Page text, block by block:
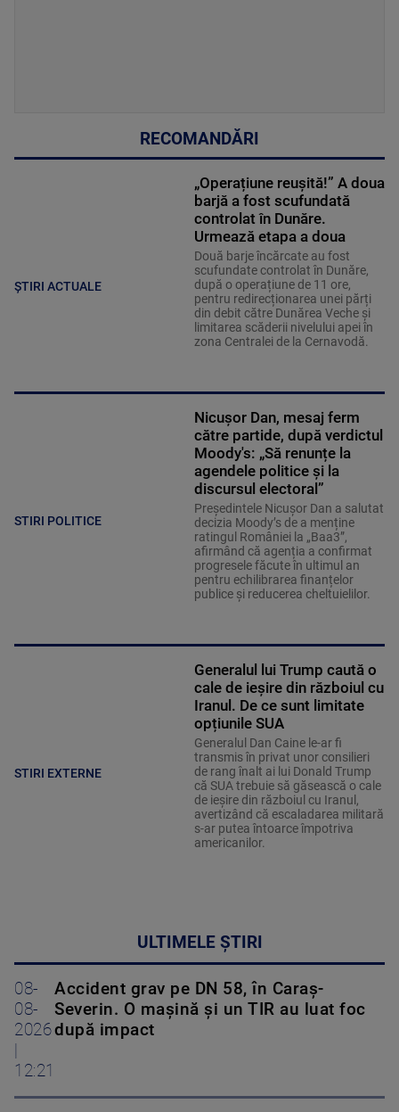
RECOMANDĂRI
ȘTIRI ACTUALE
„Operațiune reușită!” A doua
barjă a fost scufundată
controlat în Dunăre.
Urmează etapa a doua
Două barje încărcate au fost
scufundate controlat în Dunăre,
după o operațiune de 11 ore,
pentru redirecționarea unei părți
din debit către Dunărea Veche și
limitarea scăderii nivelului apei în
zona Centralei de la Cernavodă.
STIRI POLITICE
Nicușor Dan, mesaj ferm
către partide, după verdictul
Moody's: „Să renunțe la
agendele politice şi la
discursul electoral”
Președintele Nicușor Dan a salutat
decizia Moody’s de a menține
ratingul României la „Baa3”,
afirmând că agenția a confirmat
progresele făcute în ultimul an
pentru echilibrarea finanțelor
publice și reducerea cheltuielilor.
STIRI EXTERNE
Generalul lui Trump caută o
cale de ieșire din războiul cu
Iranul. De ce sunt limitate
opțiunile SUA
Generalul Dan Caine le-ar fi
transmis în privat unor consilieri
de rang înalt ai lui Donald Trump
că SUA trebuie să găsească o cale
de ieșire din războiul cu Iranul,
avertizând că escaladarea militară
s-ar putea întoarce împotriva
americanilor.
ULTIMELE ȘTIRI
08-
08-
2026
12:21
Accident grav pe DN 58, în Caraș-
Severin. O mașină și un TIR au luat foc
după impact